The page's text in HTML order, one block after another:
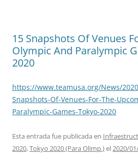
15 Snapshots Of Venues
Olympic And Paralympic
2020
https://www.teamusa.org/News/
Snapshots-Of-Venues-For-The-
Paralympic-Games-Tokyo-2020
Esta entrada fue publicada en
2020,Tokyo 2020 (Para Olimp.)el2020/